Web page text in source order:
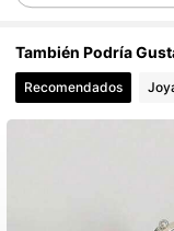
4.82 16K
También Podría
Recomendados